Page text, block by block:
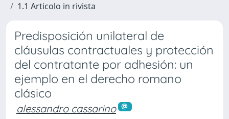
1.1 Articolo in rivista
Predisposición unilateral de
cláusulas contractuales y protección
del contratante por adhesión: un
ejemplo en el derecho romano
clásico
alessandro cassarino